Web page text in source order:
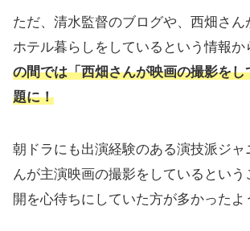
ただ、清水監督のブログや、西畑さ
ホテル暮らしをしているという情報か
の間では「西畑さんが映画の撮影をし
題に！
朝ドラにも出演経験のある演技派ジャ
んが主演映画の撮影をしているという
開を心待ちにしていた方が多かったよ